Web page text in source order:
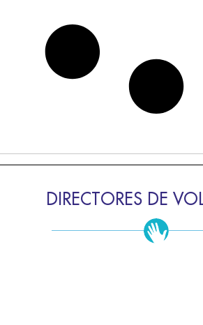
DIRECTORES DE